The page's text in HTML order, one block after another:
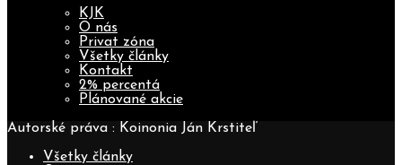
KJK
O nás
Privat zóna
Všetky články
Kontakt
2% percentá
Plánované akcie
Autorské práva : Koinonia Ján Krstiteľ
Všetky články